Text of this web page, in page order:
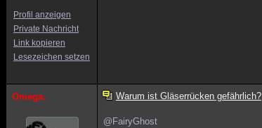
Profil anzeigen
Private Nachricht
Link kopieren
Lesezeichen setzen
Omega. Warum ist Gläserrücken gefährlich?
@FairyGhost